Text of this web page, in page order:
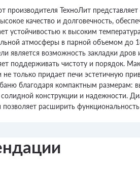
производителя ТехноЛит
качество и долговечность,
устойчивостью к высоким
атмосферы в парной объемом до
является возможность закладки
поддерживать чистоту и порядок.
не только придает печи эстетичную
баню благодаря компактным
солидной конструкции и
расширить